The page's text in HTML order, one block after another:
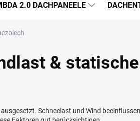
2.0 DACHPANEELE
&
Schneelast und Wind